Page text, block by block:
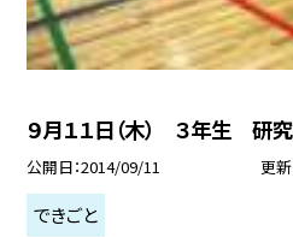
９月１１日（木） ３年生 研
公開日 2014/09/11 更
できごと